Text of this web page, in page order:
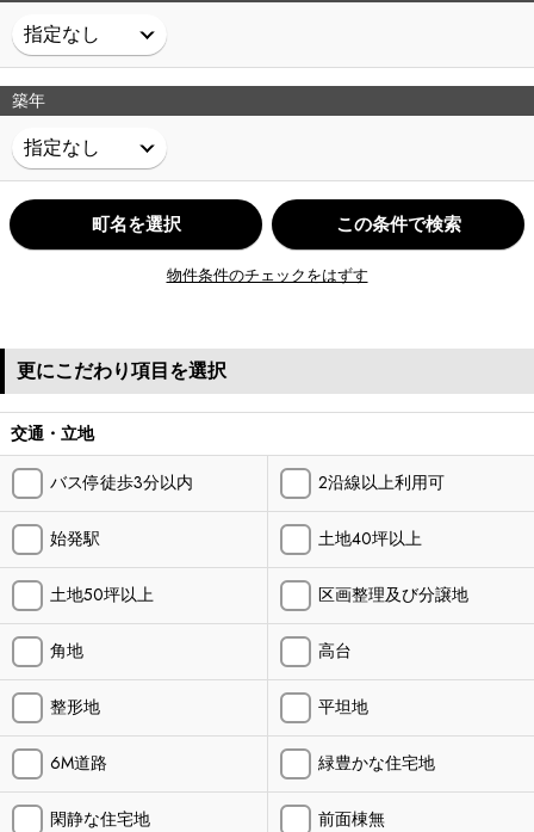
築年
町名を選択 この条件で検索
物件条件のチェックをはずす
更にこだわり項目を選択
交通・立地
バス停徒歩3分以内 2沿線以上利用可
始発駅 土地40坪以上
土地50坪以上 区画整理及び分譲地
角地 高台
整形地 平坦地
6M道路 緑豊かな住宅地
閑静な住宅地 前面棟無